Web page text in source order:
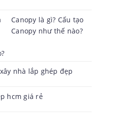
Canopy là gì? Cấu tạo
Canopy như thế nào?
nhà lắp ghép đẹp
hcm giá rẻ